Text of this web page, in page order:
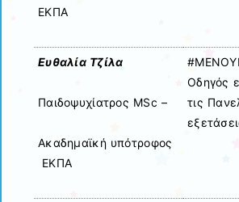
ΕΚΠΑ
Ευθαλία Τζίλα
Παιδοψυχίατρος MSc –
Ακαδημαϊκή υπότροφος
ΕΚΠΑ
Οδηγός
τις